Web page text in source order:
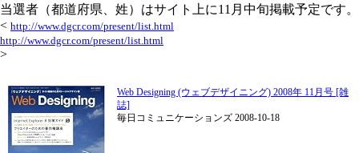
当選者（都道府県、姓）はサイト上に11月中旬掲載予定です。
< http://www.dgcr.com/present/list.html
http://www.dgcr.com/present/list.html
>
Web Designing (ウェブデザイニング) 2008年 11月号 [雑
誌]
毎日コミュニケーションズ 2008-10-18